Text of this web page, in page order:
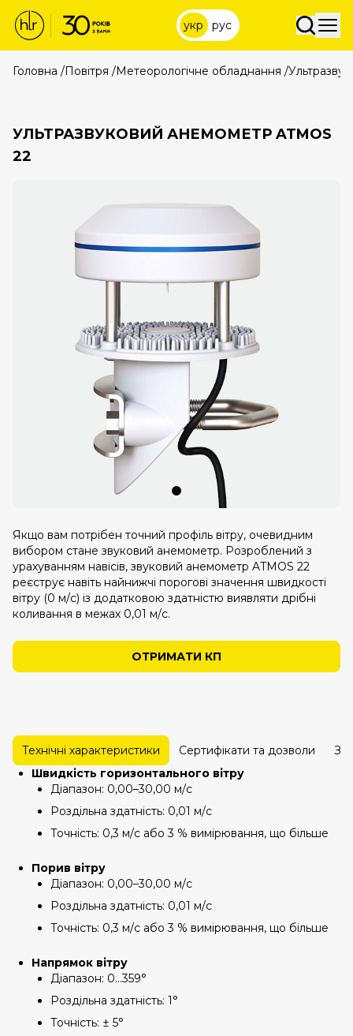
укр рус
Головна /Повітря /Метеорологічне обладнання /
УЛЬТРАЗВУКОВИЙ АНЕМОМЕТР ATMOS
22
Якщо вам потрібен точний профіль вітру, очевидним
вибором стане звуковий анемометр. Розроблений з
урахуванням навісів, звуковий анемометр ATMOS 22
реєструє навіть найнижчі порогові значення швидкості
вітру (0 м/с) із додатковою здатністю виявляти дрібні
коливання в межах 0,01 м/с.
ОТРИМАТИ КП
Технічні характеристики Сертифікати та дозволи
Швидкість горизонтального вітру
Діапазон: 0,00–30,00 м/с
Роздільна здатність: 0,01 м/с
Точність: 0,3 м/с або 3 % вимірювання, що більше
Порив вітру
Діапазон: 0,00–30,00 м/с
Роздільна здатність: 0,01 м/с
Точність: 0,3 м/с або 3 % вимірювання, що більше
Напрямок вітру
Діапазон: 0…359°
Роздільна здатність: 1°
Точність: ± 5°